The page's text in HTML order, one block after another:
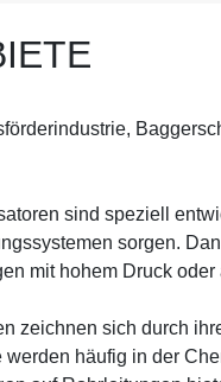
sind speziell
sorgen.
mit hohem Druck
zeichnen sich durch
häufig in der